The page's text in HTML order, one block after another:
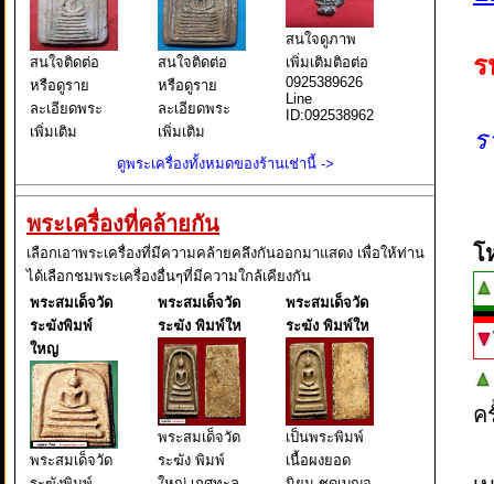
สนใจติดต่อ
หรือดูราย
ละเอียดพระ
เพิ่มเติม
ID:75861239
สนใจติดต่อ
หรือดูราย
ละเอียดพระ
เพิ่มเติม
ติดต่อ0935498751
ID:75861239
สนใจดูภาพ
เพิ่มเติมติอต่อ
0925389626
Line
ID:0925389626
ดูพระเครื่องทั้งหมดของร้านเช่านี้ ->
พระเครื่องที่คล้ายกัน
เลือกเอาพระเครื่องที่มีความคล้ายคลึงกันออกมาแสดง เพื่อให้ท่าน
ได้เลือกชมพระเครื่องอื่นๆที่มีความใกล้เคียงกัน
พระสมเด็จวัด
ระฆังพิมพ์
ใหญ
พระสมเด็จวัด
พระสมเด็จวัด
ระฆัง พิมพ์ให
พระสมเด็จวัด
ระฆัง พิมพ์
พระสมเด็จวัด
ระฆัง พิมพ์ให
เป็นพระพิมพ์
เนื้อผงยอด
โ